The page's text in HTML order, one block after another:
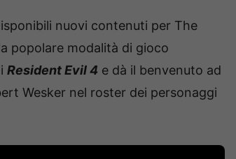
nuovi contenuti per The
popolare modalità di gioco
Resident Evil 4 e dà il benvenuto ad
Wesker nel roster dei personaggi